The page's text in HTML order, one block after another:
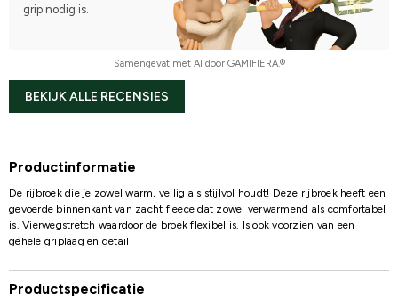
grip nodig is.
Samengevat met AI door GAMIFIERA.®
BEKIJK ALLE RECENSIES
Productinformatie
De rijbroek die je zowel warm, veilig als stijlvol houdt! Deze rijbroek heeft een
gevoerde binnenkant van zacht fleece dat zowel verwarmend als comfortabel
is. Vierwegstretch waardoor de broek flexibel is. Is ook voorzien van een
gehele griplaag en detail
Productspecificatie